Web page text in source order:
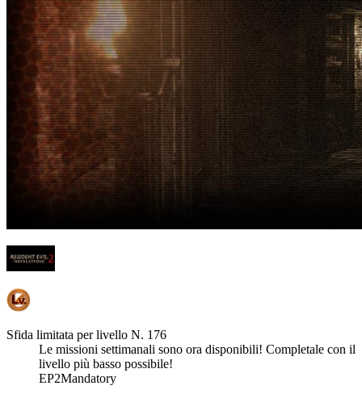
Sfida limitata per livello N. 176
Le missioni settimanali sono ora disponibili! Completale con il
livello più basso possibile!
EP2Mandatory